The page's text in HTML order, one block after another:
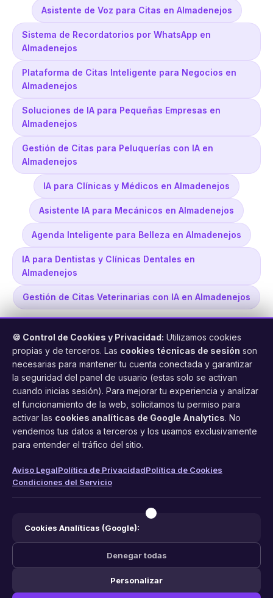
Asistente de Voz para Citas en Almadenejos
Sistema de Recordatorios por WhatsApp en
Almadenejos
Plataforma de Citas Inteligente para Negocios en
Almadenejos
Soluciones de IA para Pequeñas Empresas en
Almadenejos
Gestión de Citas para Peluquerías con IA en
Almadenejos
IA para Clínicas y Médicos en Almadenejos
Asistente IA para Mecánicos en Almadenejos
Agenda Inteligente para Belleza en Almadenejos
IA para Dentistas y Clínicas Dentales en
Almadenejos
Gestión de Citas Veterinarias con IA en Almadenejos
FacilCita
Asistente inteligente de citas por teléfono y WhatsApp.
Gestión profesional de agenda con IA para tu negocio.
Funciones
Aviso Legal
© 2026 FacilCita — Un servicio dePC64 Servicios Informaticos.
🍪 Control de Cookies y Privacidad: Utilizamos cookies
propias y de terceros. Las cookies técnicas de sesión son
necesarias para mantener tu cuenta conectada y garantizar
la seguridad del panel de usuario (estas solo se activan
cuando inicias sesión). Para mejorar tu experiencia y analizar
el funcionamiento de la web, solicitamos tu permiso para
activar las cookies analíticas de Google Analytics. No
vendemos tus datos a terceros y los usamos exclusivamente
para entender el tráfico del sitio.
Aviso LegalPolítica de PrivacidadPolítica de Cookies
Condiciones del Servicio
Cookies Analíticas (Google):
Denegar todas
Personalizar